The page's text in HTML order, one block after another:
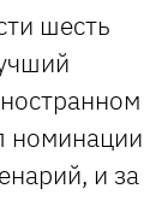
шесть
номинации
и за